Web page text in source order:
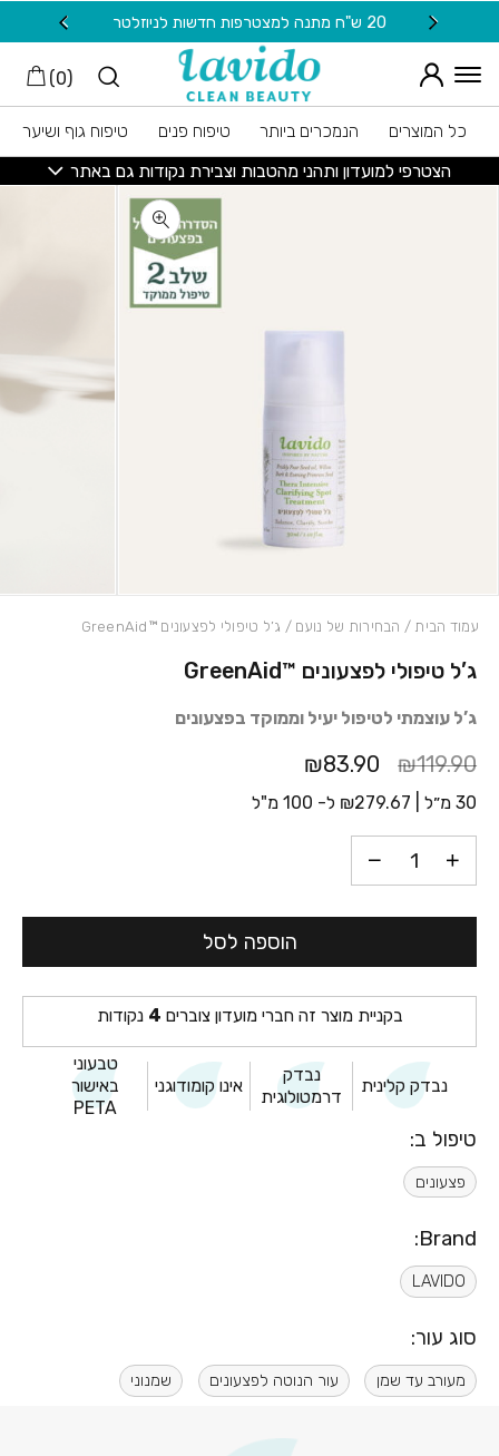
Skip to Content
20 ש"ח מתנה למצטרפות חדשות לניוזלטר
(
0
)
כל המוצרים הנמכרים ביותר טיפוח פנים
טיפוח גוף ושיער
הצטרפי למועדון ותהני מהטבות וצבירת נקודות גם באתר
ג’ל טיפולי לפצעונים ™GreenAid
ג’ל עוצמתי לטיפול יעיל וממוקד בפצעונים
₪119.90
₪83.90
30 מ״ל | ₪279.67 ל- 100 מ"ל
כמות ג'ל טיפולי לפצעונים ™GreenAid
הוספה לסל
בקניית מוצר זה חברי מועדון צוברים 4 נקודות
נבדק קלינית
נבדק
דרמטולוגית
אינו קומודוגני
טבעוני
באישור
PETA
טיפול ב:
פצעונים
Brand:
LAVIDO
סוג עור:
מעורב עד שמן עור הנוטה לפצעונים שמנוני
עמוד הבית / הבחירות של נועם / ג’ל טיפולי לפצעונים ™GreenAid
בחזרה למעלה